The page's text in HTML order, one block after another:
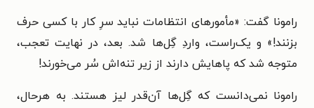
رامونا گفت: «مأمورهای انتظامات نباید سرِ کار با کسی حرف
بزنند!» و یک‌راست، واردِ گِل‌ها شد. بعد، در نهایت تعجب،
متوجه شد که پاهایش دارند از زیر تنه‌اش سُر می‌خورند!
رامونا نمی‌دانست که گِل‌ها آن‌قدر لیز هستند. به هرحال،